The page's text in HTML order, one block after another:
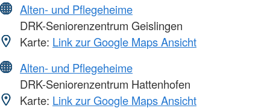
Alten- und Pflegeheime
DRK-Seniorenzentrum Geislingen
Karte: Link zur Google Maps Ansicht
Alten- und Pflegeheime
DRK-Seniorenzentrum Hattenhofen
Karte: Link zur Google Maps Ansicht